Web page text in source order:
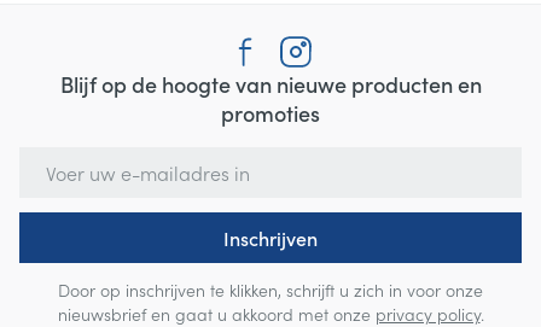
Blijf op de hoogte van nieuwe producten en
promoties
Inschrijven
Door op inschrijven te klikken, schrijft u zich in voor onze
nieuwsbrief en gaat u akkoord met onze privacy policy.